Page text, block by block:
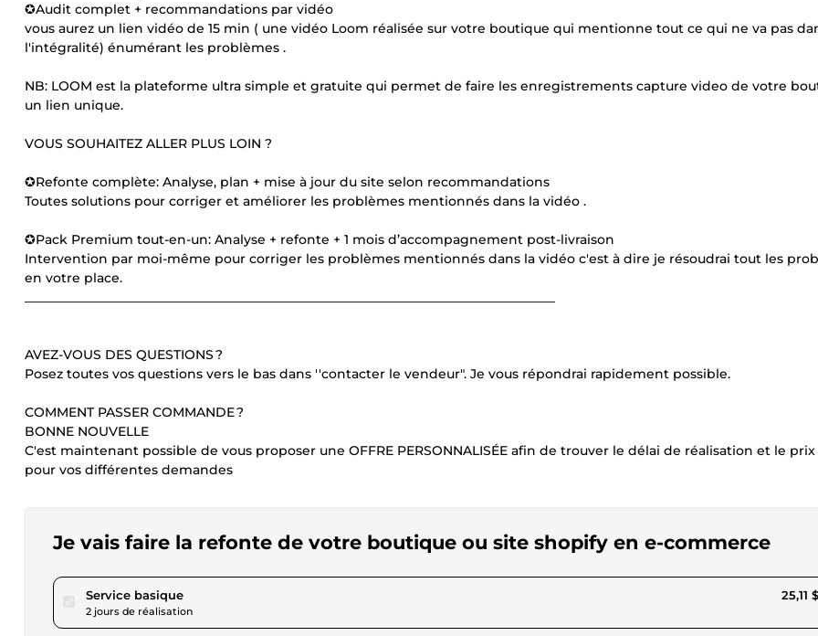
✪Audit complet + recommandations par vidéo
vous aurez un lien vidéo de 15 min ( une vidéo Loom réalisée sur votre boutique qui mentionne tout ce qui ne va pas
l'intégralité) énumérant les problèmes .
NB: LOOM est la plateforme ultra simple et gratuite qui permet de faire les enregistrements capture video de votre
un lien unique.
VOUS SOUHAITEZ ALLER PLUS LOIN ?
✪Refonte complète: Analyse, plan + mise à jour du site selon recommandations
Toutes solutions pour corriger et améliorer les problèmes mentionnés dans la vidéo .
✪Pack Premium tout-en-un: Analyse + refonte + 1 mois d’accompagnement post-livraison
Intervention par moi-même pour corriger les problèmes mentionnés dans la vidéo c'est à dire je résoudrai tout les
en votre place.
AVEZ-VOUS DES QUESTIONS ?
Posez toutes vos questions vers le bas dans ''contacter le vendeur". Je vous répondrai rapidement possible.
COMMENT PASSER COMMANDE ?
BONNE NOUVELLE
C'est maintenant possible de vous proposer une OFFRE PERSONNALISÉE afin de trouver le délai de réalisation et le
pour vos différentes demandes
Je vais faire la refonte de votre boutique ou site shopify en e-commerce
Service basiquepour 23,14 $US
2 jours de réalisation
25,11